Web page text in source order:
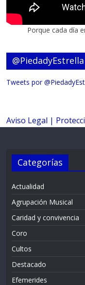
Porque cada día
@PiedadyEstrella
Tweets por
Aviso Legal |
Categorías
Actualidad
Agrupación Musical
Caridad y convivencia
Coro
Cultos
Destacado
Efemerides